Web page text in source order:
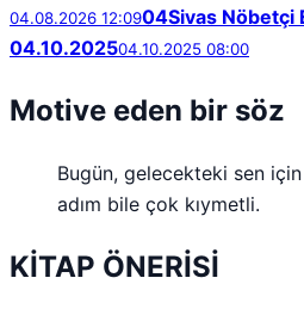
04.08.2026 12:0904Sivas Nöbetçi
04.10.202504.10.2025 08:00
Motive eden bir söz
Bugün, gelecekteki sen
adım bile çok kıymetli.
KİTAP ÖNERİSİ